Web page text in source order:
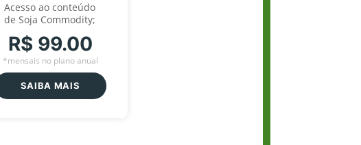
Acesso ao conteúdo
de Soja Commodity;
R$ 99.00
*mensais no plano anual
SAIBA MAIS